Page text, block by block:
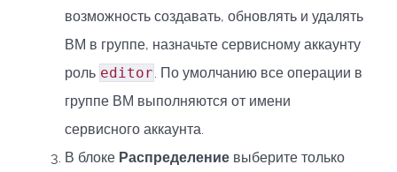
возможность создавать, обновлять и удалять
ВМ в группе, назначьте сервисному аккаунту
роль editor. По умолчанию все операции в
группе ВМ выполняются от имени
сервисного аккаунта.
В блоке Распределение выберите только